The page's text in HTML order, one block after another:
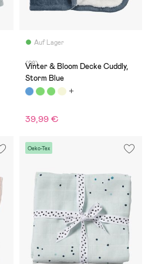
Auf Lager
(28)
Vinter & Bloom Decke Cuddly,
Storm Blue
39,99 €
Oeko-Tex